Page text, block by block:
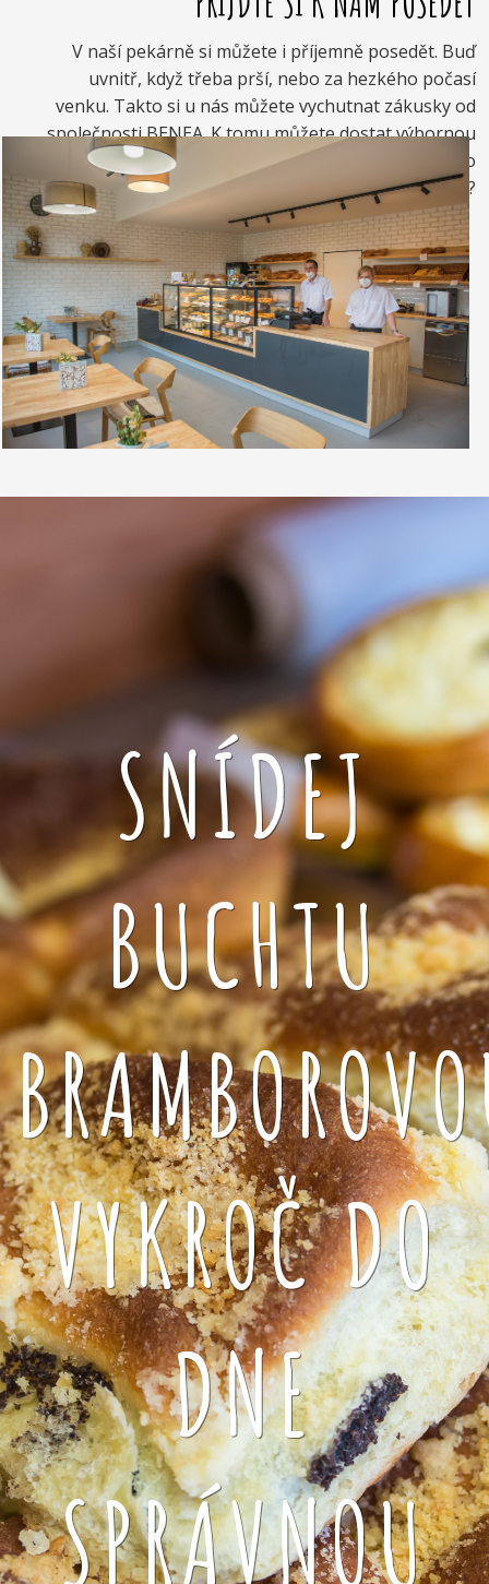
V naší pekárně si můžete i příjemně posedět. Buď
uvnitř, když třeba prší, nebo za hezkého počasí
venku. Takto si u nás můžete vychutnat zákusky od
společnosti BENEA. K tomu můžete dostat výbornou
kávou. Nebo si raději dáte zrmzlinový pohár nebo
vynikající točenou zmrzlinu?
SNÍDEJ
BUCHTU
VYKROČ DO
DNE
SPRÁVNOU